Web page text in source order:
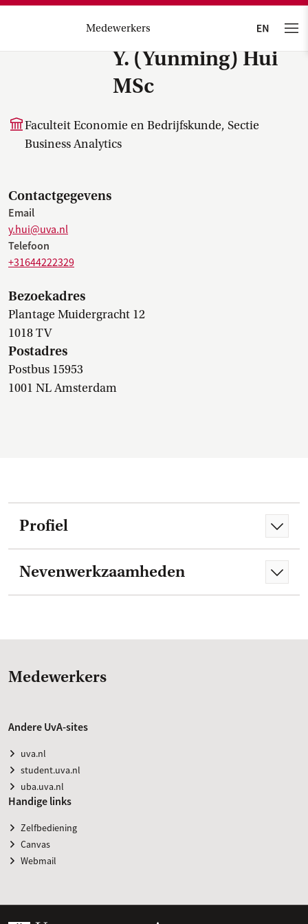
Medewerkers
Y. (Yunming) Hui
MSc
Faculteit Economie en Bedrijfskunde, Sectie
Business Analytics
Contactgegevens
Email
y.hui@uva.nl
Telefoon
+31644222329
Bezoekadres
Plantage Muidergracht 12
1018 TV
Postadres
Postbus 15953
1001 NL Amsterdam
Profiel
Nevenwerkzaamheden
Medewerkers
Andere UvA-sites
uva.nl
student.uva.nl
uba.uva.nl
Handige links
Zelfbediening
Canvas
Webmail